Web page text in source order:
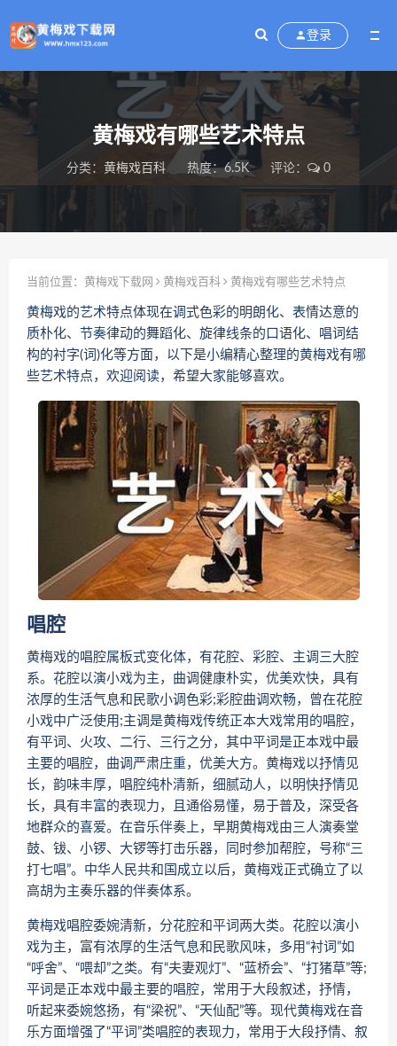
登录
黄梅戏有哪些艺术特点
分类： 黄梅戏百科 热度：6.5K 评论： 0
当前位置： 黄梅戏下载网 黄梅戏百科 黄梅戏有哪些艺术特点
黄梅戏的艺术特点体现在调式色彩的明朗化、表情达意的
质朴化、节奏律动的舞蹈化、旋律线条的口语化、唱词结
构的衬字(词)化等方面，以下是小编精心整理的黄梅戏有哪
些艺术特点，欢迎阅读，希望大家能够喜欢。
唱腔
黄梅戏的唱腔属板式变化体，有花腔、彩腔、主调三大腔
系。花腔以演小戏为主，曲调健康朴实，优美欢快，具有
浓厚的生活气息和民歌小调色彩;彩腔曲调欢畅，曾在花腔
小戏中广泛使用;主调是黄梅戏传统正本大戏常用的唱腔，
有平词、火攻、二行、三行之分，其中平词是正本戏中最
主要的唱腔，曲调严肃庄重，优美大方。黄梅戏以抒情见
长，韵味丰厚，唱腔纯朴清新，细腻动人，以明快抒情见
长，具有丰富的表现力，且通俗易懂，易于普及，深受各
地群众的喜爱。在音乐伴奏上，早期黄梅戏由三人演奏堂
鼓、钹、小锣、大锣等打击乐器，同时参加帮腔，号称“三
打七唱”。中华人民共和国成立以后，黄梅戏正式确立了以
高胡为主奏乐器的伴奏体系。
黄梅戏唱腔委婉清新，分花腔和平词两大类。花腔以演小
戏为主，富有浓厚的生活气息和民歌风味，多用“衬词”如
“呼舍”、“喂却”之类。有“夫妻观灯”、“蓝桥会”、“打猪草”等;
平词是正本戏中最主要的唱腔，常用于大段叙述，抒情，
听起来委婉悠扬，有“梁祝”、“天仙配”等。现代黄梅戏在音
乐方面增强了“平词”类唱腔的表现力，常用于大段抒情、叙